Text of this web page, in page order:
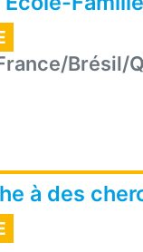
Brésil/
à des